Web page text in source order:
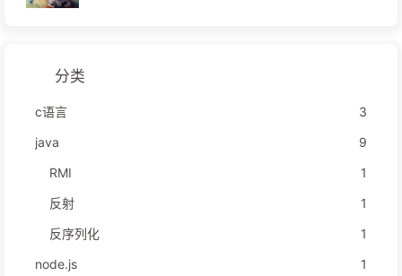
分类
c语言
3
java
9
RMI
1
反射
1
反序列化
1
node.js
1